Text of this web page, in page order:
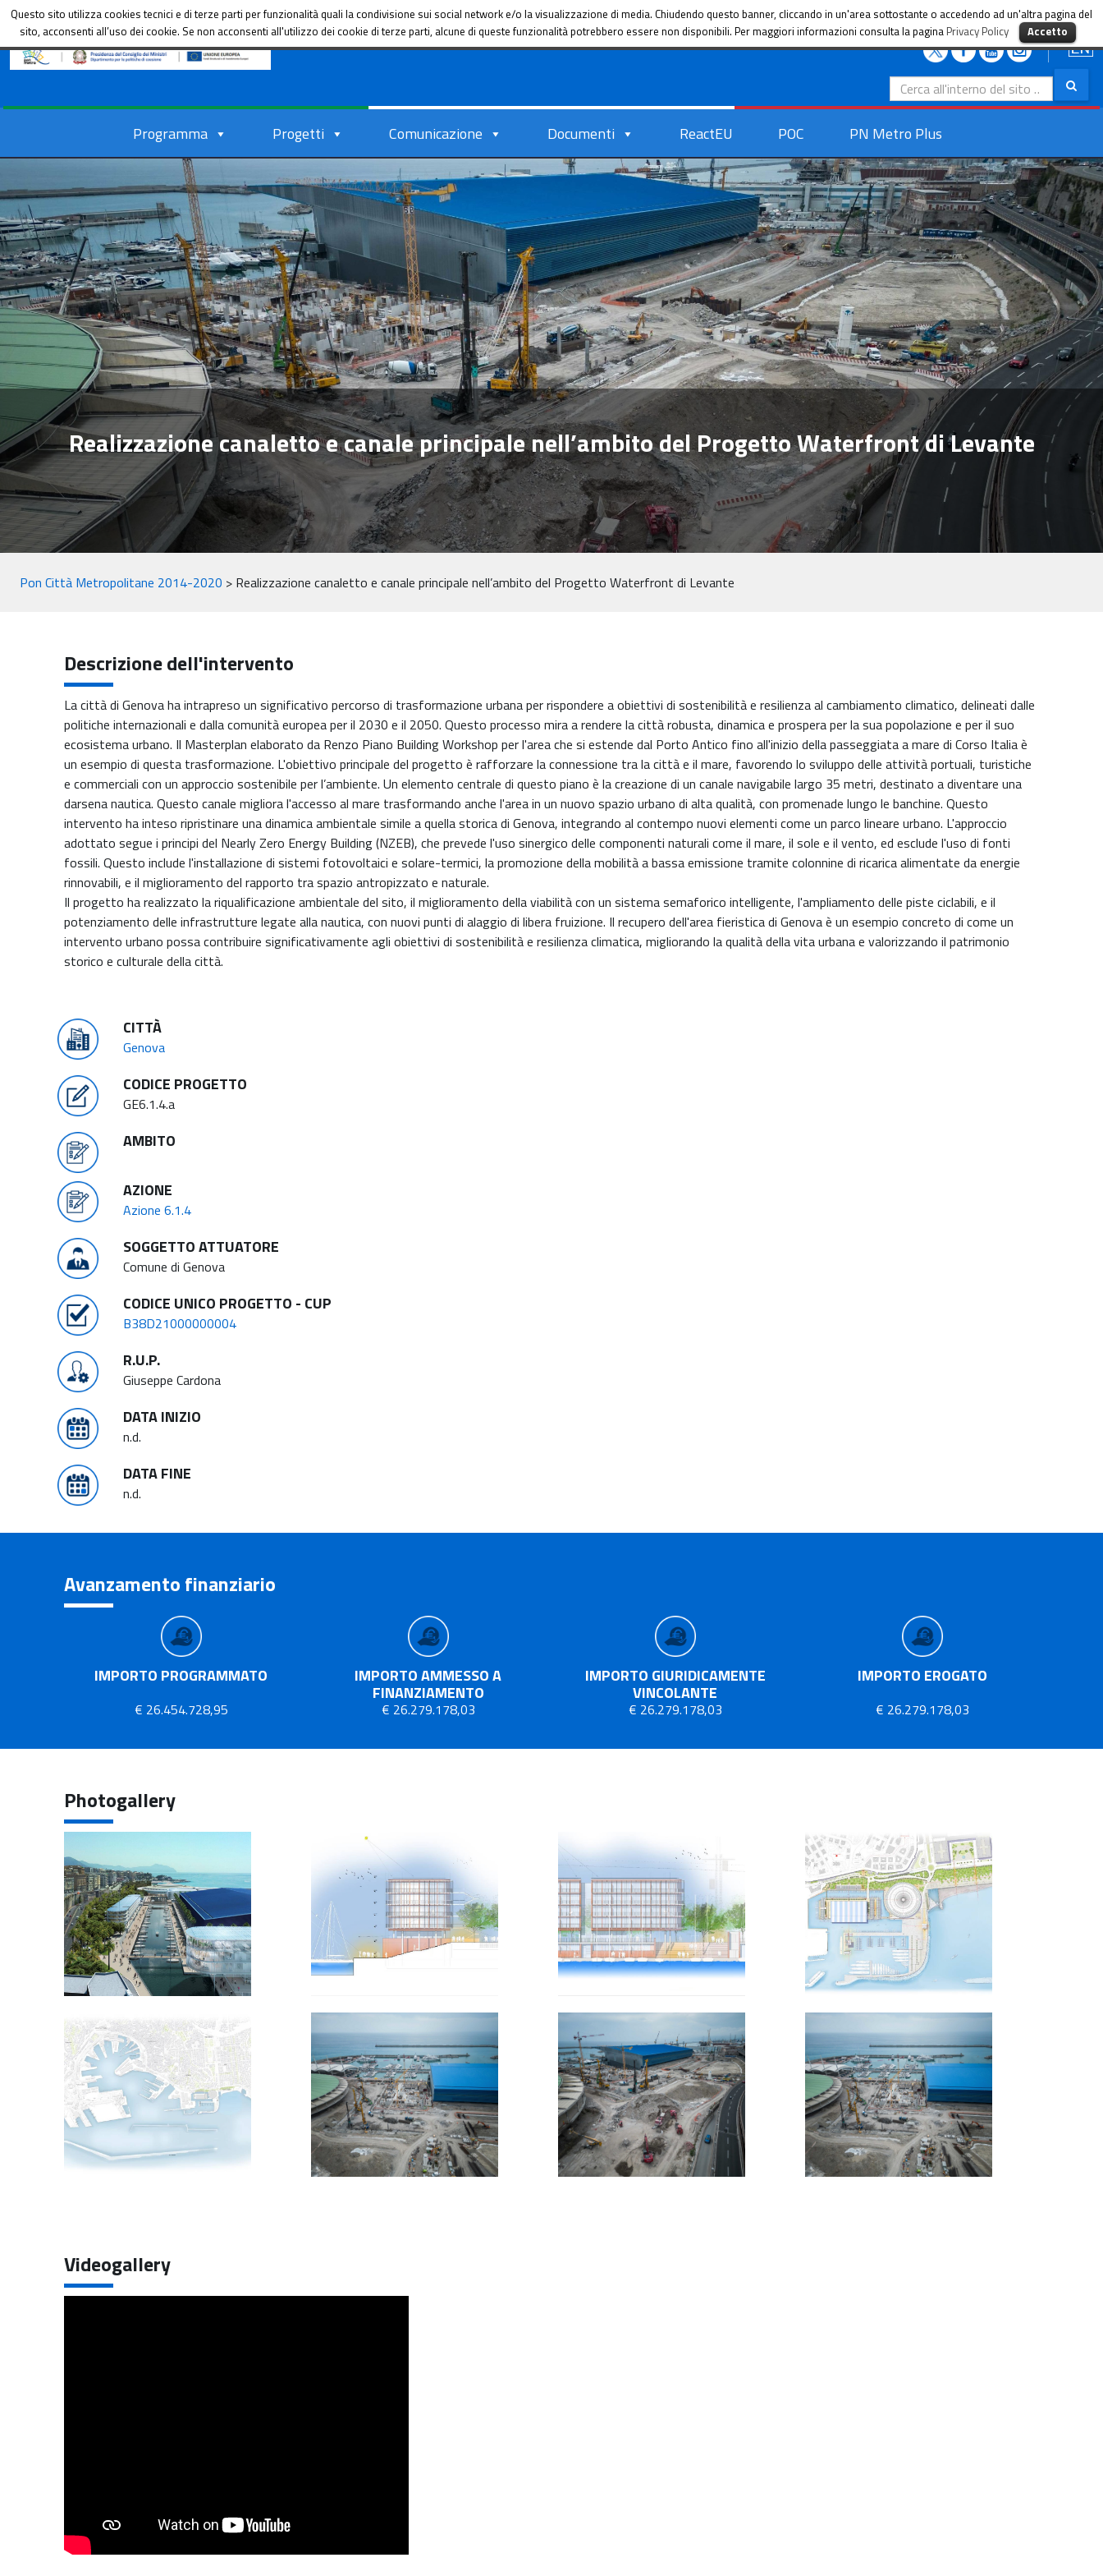
Dipartimento per le Politiche di coesione
Search
for:
Programma Progetti Comunicazione Documenti ReactEU POC PN Metro Plus
Realizzazione canaletto e canale principale nell’ambito del Progetto Waterfront di Levante
Pon Città Metropolitane 2014-2020 > Realizzazione canaletto e canale principale nell’ambito del Progetto Waterfront di Levante
Descrizione dell'intervento
La città di Genova ha intrapreso un significativo percorso di trasformazione urbana per rispondere a obiettivi di sostenibilità e resilienza al cambiamento climatico, delineati dalle
politiche internazionali e dalla comunità europea per il 2030 e il 2050. Questo processo mira a rendere la città robusta, dinamica e prospera per la sua popolazione e per il suo
ecosistema urbano. Il Masterplan elaborato da Renzo Piano Building Workshop per l'area che si estende dal Porto Antico fino all'inizio della passeggiata a mare di Corso Italia è
un esempio di questa trasformazione. L'obiettivo principale del progetto è rafforzare la connessione tra la città e il mare, favorendo lo sviluppo delle attività portuali, turistiche
e commerciali con un approccio sostenibile per l’ambiente. Un elemento centrale di questo piano è la creazione di un canale navigabile largo 35 metri, destinato a diventare una
darsena nautica. Questo canale migliora l'accesso al mare trasformando anche l'area in un nuovo spazio urbano di alta qualità, con promenade lungo le banchine. Questo
intervento ha inteso ripristinare una dinamica ambientale simile a quella storica di Genova, integrando al contempo nuovi elementi come un parco lineare urbano. L'approccio
adottato segue i principi del Nearly Zero Energy Building (NZEB), che prevede l'uso sinergico delle componenti naturali come il mare, il sole e il vento, ed esclude l'uso di fonti
fossili. Questo include l'installazione di sistemi fotovoltaici e solare-termici, la promozione della mobilità a bassa emissione tramite colonnine di ricarica alimentate da energie
rinnovabili, e il miglioramento del rapporto tra spazio antropizzato e naturale.
Il progetto ha realizzato la riqualificazione ambientale del sito, il miglioramento della viabilità con un sistema semaforico intelligente, l'ampliamento delle piste ciclabili, e il
potenziamento delle infrastrutture legate alla nautica, con nuovi punti di alaggio di libera fruizione. Il recupero dell'area fieristica di Genova è un esempio concreto di come un
intervento urbano possa contribuire significativamente agli obiettivi di sostenibilità e resilienza climatica, migliorando la qualità della vita urbana e valorizzando il patrimonio
storico e culturale della città.
CITTÀ
Genova
CODICE PROGETTO
GE6.1.4.a
AMBITO
AZIONE
Azione 6.1.4
SOGGETTO ATTUATORE
Comune di Genova
CODICE UNICO PROGETTO - CUP
B38D21000000004
R.U.P.
Giuseppe Cardona
DATA INIZIO
n.d.
DATA FINE
n.d.
Avanzamento finanziario
IMPORTO PROGRAMMATO
€ 26.454.728,95
IMPORTO AMMESSO A
FINANZIAMENTO
€ 26.279.178,03
IMPORTO GIURIDICAMENTE
VINCOLANTE
€ 26.279.178,03
IMPORTO EROGATO
€ 26.279.178,03
Photogallery
Videogallery
Questo sito utilizza cookies tecnici e di terze parti per funzionalità quali la condivisione sui social network e/o la visualizzazione di media. Chiudendo questo banner, cliccando in un'area sottostante o accedendo ad un'altra pagina del
sito, acconsenti all’uso dei cookie. Se non acconsenti all'utilizzo dei cookie di terze parti, alcune di queste funzionalità potrebbero essere non disponibili. Per maggiori informazioni consulta la pagina Privacy Policy Accetto